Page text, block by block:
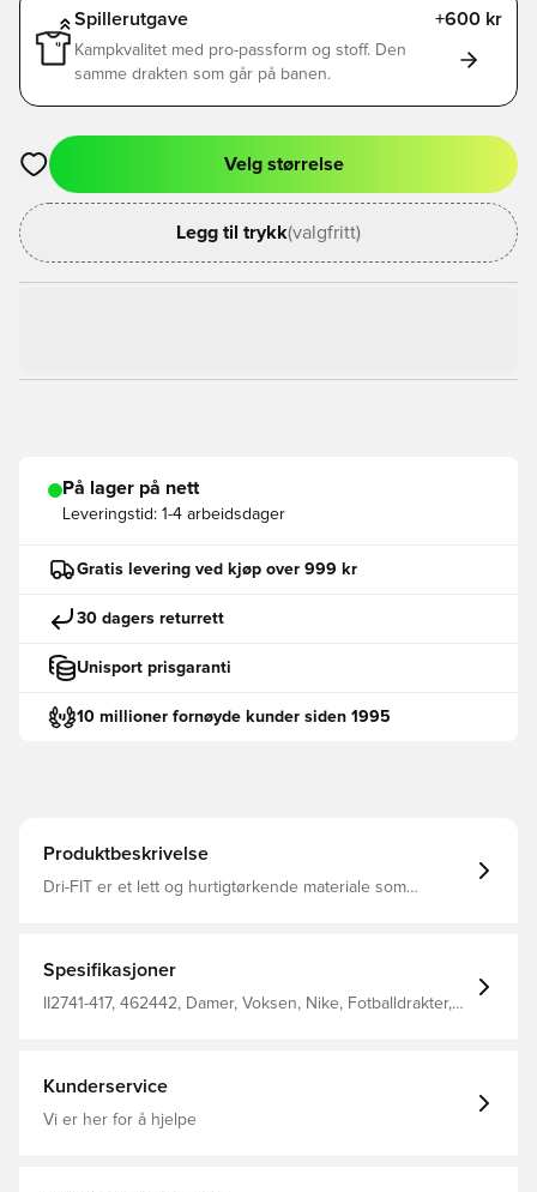
Spillerutgave +600 kr
Kampkvalitet med pro-passform og stoff. Den
samme drakten som går på banen.
Åpner en Modal for å logge inn eller registrere deg som
Velg størrelse
Legg til trykk(valgfritt)
På lager på nett
Leveringstid: 1-4 arbeidsdager
Gratis levering ved kjøp over 999 kr
30 dagers returrett
Unisport prisgaranti
10 millioner fornøyde kunder siden 1995
Produktbeskrivelse
Dri-FIT er et lett og hurtigtørkende materiale som
polyester.
Spesifikasjoner
II2741-417, 462442, Damer, Voksen, Nike, Fotballdrakter,
Kunderservice
Vi er her for å hjelpe